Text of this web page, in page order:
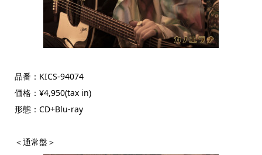
品番：KICS-94074
価格：¥4,950(tax in)
形態：CD+Blu-ray
＜通常盤＞